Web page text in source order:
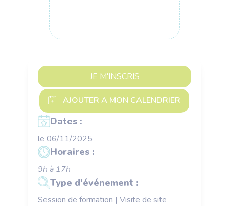
JE M'INSCRIS
Dates :
le 06/11/2025
Horaires :
9h à 17h
Type d'événement :
Session de formation | Visite de site